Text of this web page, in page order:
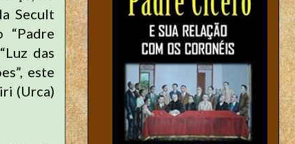
Secult
“Padre
das
este
(Urca)